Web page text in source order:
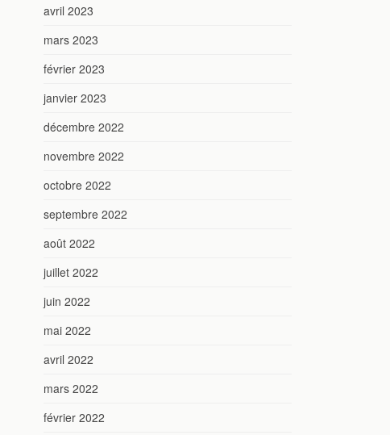
avril 2023
mars 2023
février 2023
janvier 2023
décembre 2022
novembre 2022
octobre 2022
septembre 2022
août 2022
juillet 2022
juin 2022
mai 2022
avril 2022
mars 2022
février 2022